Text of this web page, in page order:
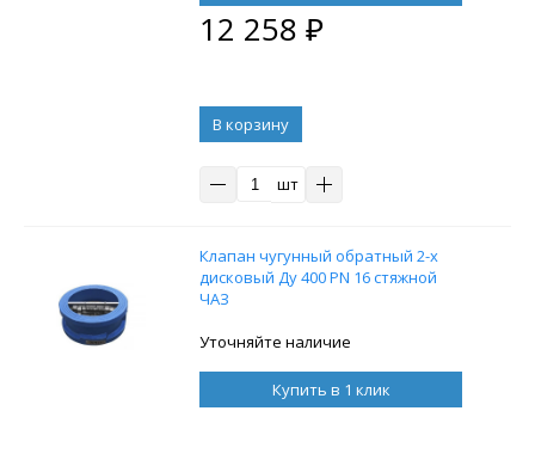
12 258 ₽
В корзину
шт
Клапан чугунный обратный 2-х
дисковый Ду 400 PN 16 стяжной
ЧАЗ
Уточняйте наличие
Купить в 1 клик